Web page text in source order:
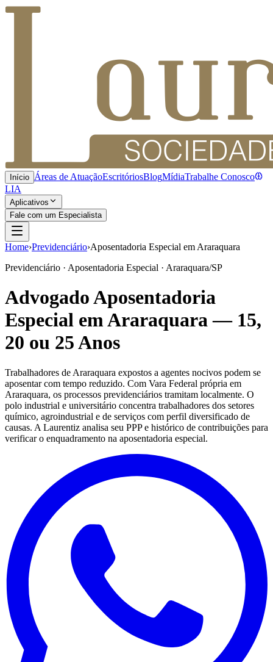
Início Áreas de AtuaçãoEscritóriosBlogMídiaTrabalhe Conosco
LIA
Aplicativos
Fale com um Especialista
Home›Previdenciário›Aposentadoria Especial em Araraquara
Previdenciário · Aposentadoria Especial · Araraquara/SP
Advogado Aposentadoria
Especial em Araraquara — 15,
20 ou 25 Anos
Trabalhadores de Araraquara expostos a agentes nocivos podem se
aposentar com tempo reduzido. Com Vara Federal própria em
Araraquara, os processos previdenciários tramitam localmente. O
polo industrial e universitário concentra trabalhadores dos setores
químico, agroindustrial e de serviços com perfil diversificado de
causas. A Laurentiz analisa seu PPP e histórico de contribuições para
verificar o enquadramento na aposentadoria especial.